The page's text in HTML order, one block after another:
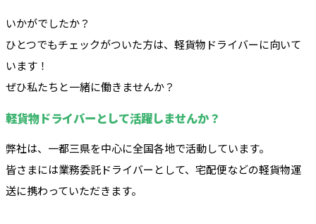
いかがでしたか？
ひとつでもチェックがついた方は、軽貨物ドライバーに向いて
います！
ぜひ私たちと一緒に働きませんか？
軽貨物ドライバーとして活躍しませんか？
弊社は、一都三県を中心に全国各地で活動しています。
皆さまには業務委託ドライバーとして、宅配便などの軽貨物運
送に携わっていただきます。